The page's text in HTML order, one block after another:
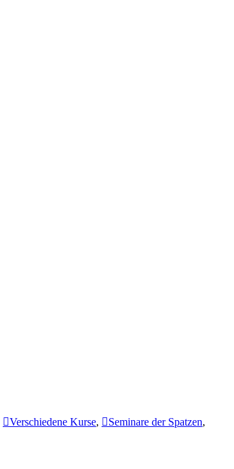
Verschiedene Kurse, Seminare der Spatzen,